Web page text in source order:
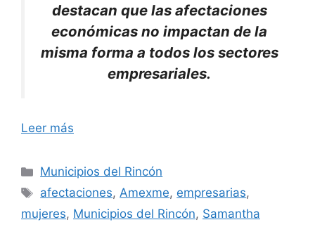
destacan que las afectaciones
económicas no impactan de la
misma forma a todos los sectores
empresariales.
Leer más
Categorías
Municipios del Rincón
Etiquetas
afectaciones,Amexme, empresarias,
mujeres, Municipios del Rincón, Samantha